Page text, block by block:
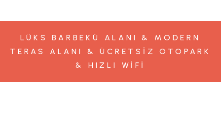
LÜKS BARBEKÜ ALANI & MODERN
TERAS ALANI & ÜCRETSIZ OTOPARK
& HIZLI WIFI